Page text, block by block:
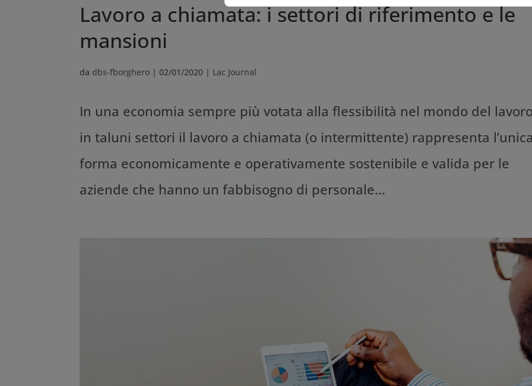
Lavoro a chiamata: i settori di riferimento e le
mansioni
da dbs-fborghero |02/01/2020 | Lac Journal
In una economia sempre più votata alla flessibilità nel mondo del
in taluni settori il lavoro a chiamata (o intermittente) rappresenta
forma economicamente e operativamente sostenibile e valida per le
aziende che hanno un fabbisogno di personale...